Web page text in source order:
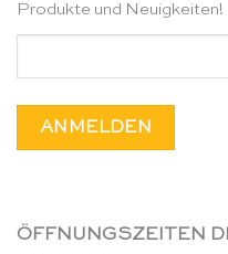
Produkte und Neuigkeiten!
ÖFFNUNGSZEITEN